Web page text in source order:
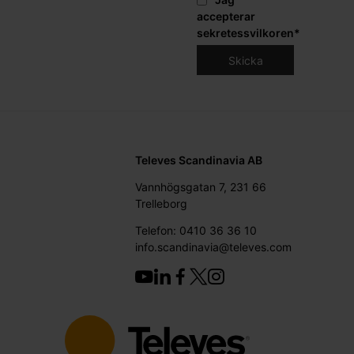
accepterar
sekretessvilkoren*
Televes Scandinavia AB
Vannhögsgatan 7, 231 66
Trelleborg
Telefon: 0410 36 36 10
info.scandinavia@televes.com